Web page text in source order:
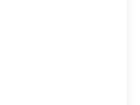
Mandi Untuk Anak-